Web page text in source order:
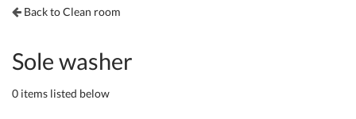
Back to Clean room
Sole washer
0 items listed below